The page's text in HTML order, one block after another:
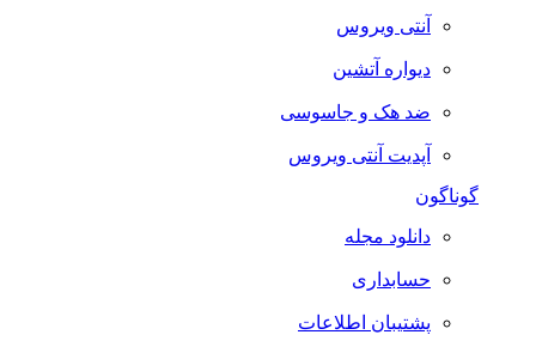
آنتی ویروس
دیواره آتشین
ضد هک و جاسوسی
آپدیت آنتی ویروس
گوناگون
دانلود مجله
حسابداری
پشتیبان اطلاعات